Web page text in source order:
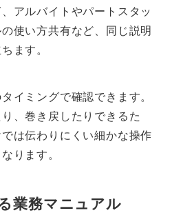
アルバイトやパートスタッ
使い方共有など、同じ説明
ます。
イミングで確認できます。
、巻き戻したりできるた
は伝わりにくい細かな操作
ります。
業務マニュアル